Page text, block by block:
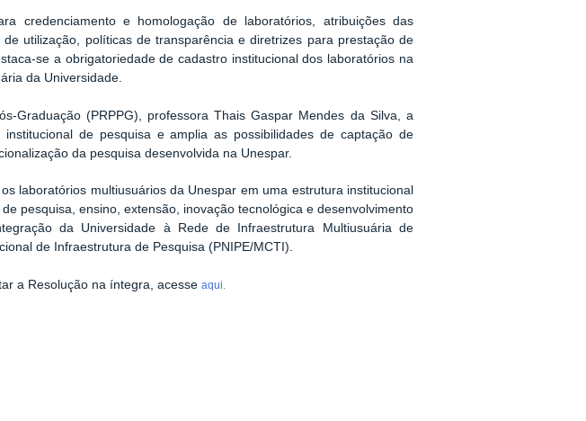
credenciamento e homologação de laboratórios, atribuições das
utilização, políticas de transparência e diretrizes para prestação de
se a obrigatoriedade de cadastro institucional dos laboratórios na
da Universidade.
Graduação (PRPPG), professora Thais Gaspar Mendes da Silva, a
de pesquisa e amplia as possibilidades de captação de
da pesquisa desenvolvida na Unespar.
laboratórios multiusuários da Unespar em uma estrutura institucional
pesquisa, ensino, extensão, inovação tecnológica e desenvolvimento
da Universidade à Rede de Infraestrutura Multiusuária de
de Infraestrutura de Pesquisa (PNIPE/MCTI).
a Resolução na íntegra, acesse aqui.